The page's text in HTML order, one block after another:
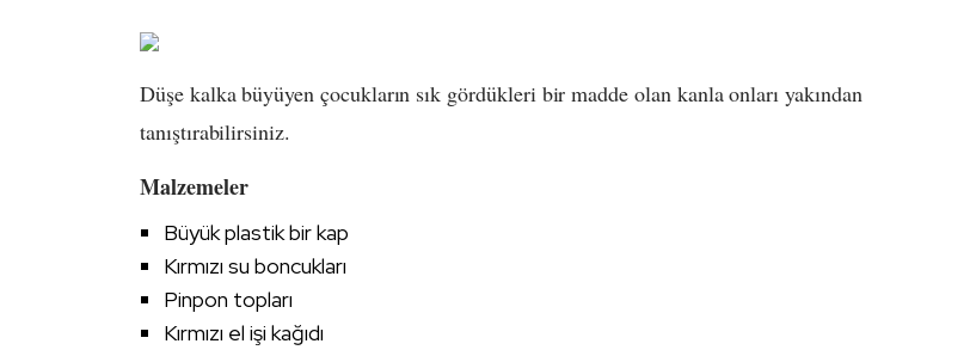
Düşe kalka büyüyen çocukların sık gördükleri bir madde olan kanla onları yakından
tanıştırabilirsiniz.
Malzemeler
Büyük plastik bir kap
Kırmızı su boncukları
Pinpon topları
Kırmızı el işi kağıdı